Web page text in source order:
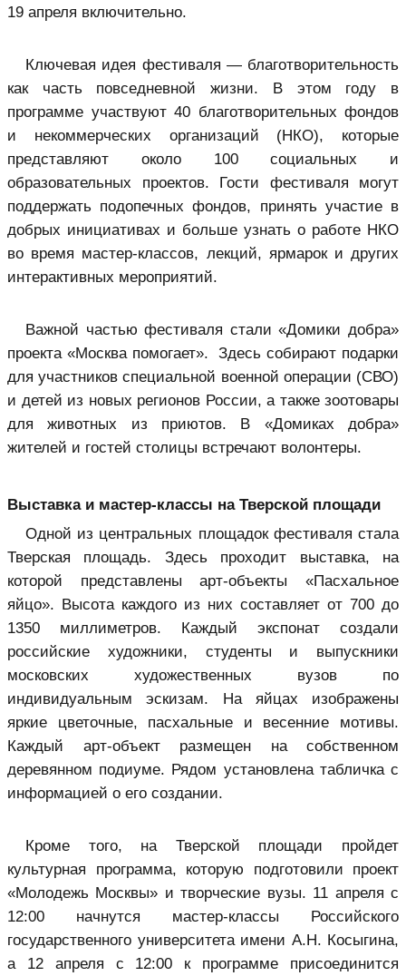
19 апреля включительно.
Ключевая идея фестиваля — благотворительность
как часть повседневной жизни. В этом году в
программе участвуют 40 благотворительных фондов
и некоммерческих организаций (НКО), которые
представляют около 100 социальных и
образовательных проектов. Гости фестиваля могут
поддержать подопечных фондов, принять участие в
добрых инициативах и больше узнать о работе НКО
во время мастер-классов, лекций, ярмарок и других
интерактивных мероприятий.
Важной частью фестиваля стали «Домики добра»
проекта «Москва помогает». Здесь собирают подарки
для участников специальной военной операции (СВО)
и детей из новых регионов России, а также зоотовары
для животных из приютов. В «Домиках добра»
жителей и гостей столицы встречают волонтеры.
Выставка и мастер-классы на Тверской площади
Одной из центральных площадок фестиваля стала
Тверская площадь. Здесь проходит выставка, на
которой представлены арт-объекты «Пасхальное
яйцо». Высота каждого из них составляет от 700 до
1350 миллиметров. Каждый экспонат создали
российские художники, студенты и выпускники
московских художественных вузов по
индивидуальным эскизам. На яйцах изображены
яркие цветочные, пасхальные и весенние мотивы.
Каждый арт-объект размещен на собственном
деревянном подиуме. Рядом установлена табличка с
информацией о его создании.
Кроме того, на Тверской площади пройдет
культурная программа, которую подготовили проект
«Молодежь Москвы» и творческие вузы. 11 апреля с
12:00 начнутся мастер-классы Российского
государственного университета имени А.Н. Косыгина,
а 12 апреля с 12:00 к программе присоединится